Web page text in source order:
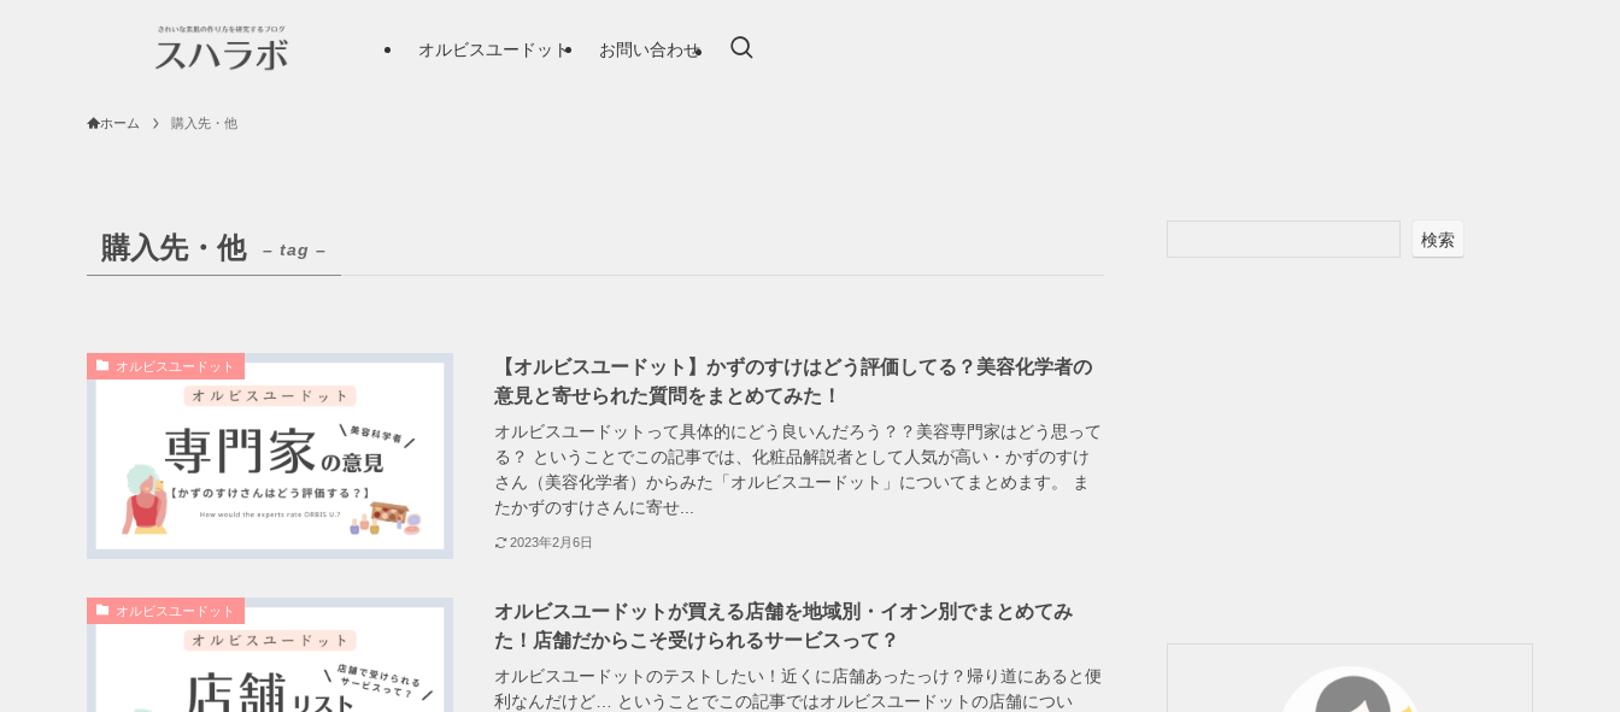
オルビスユードット お問い合わせ
ホーム 購入先・他
購入先・他 – tag –
オルビスユードット
【オルビスユードット】かずのすけはどう評価してる？美容化学者の
意見と寄せられた質問をまとめてみた！
オルビスユードットって具体的にどう良いんだろう？？美容専門家はどう思って
る？ ということでこの記事では、化粧品解説者として人気が高い・かずのすけ
さん（美容化学者）からみた「オルビスユードット」についてまとめます。 ま
たかずのすけさんに寄せ...
2023年2月6日
オルビスユードット
オルビスユードットが買える店舗を地域別・イオン別でまとめてみ
た！店舗だからこそ受けられるサービスって？
オルビスユードットのテストしたい！近くに店舗あったっけ？帰り道にあると便
利なんだけど… ということでこの記事ではオルビスユードットの店舗につい
検索